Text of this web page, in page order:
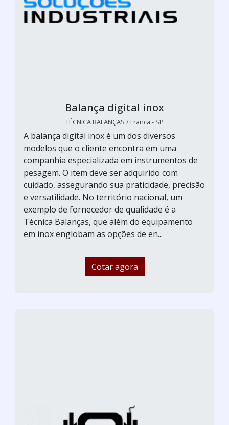
Balança digital inox
TÉCNICA BALANÇAS / Franca - SP
A balança digital inox é um dos diversos
modelos que o cliente encontra em uma
companhia especializada em instrumentos de
pesagem. O item deve ser adquirido com
cuidado, assegurando sua praticidade, precisão
e versatilidade. No território nacional, um
exemplo de fornecedor de qualidade é a
Técnica Balanças, que além do equipamento
em inox englobam as opções de en...
Cotar agora